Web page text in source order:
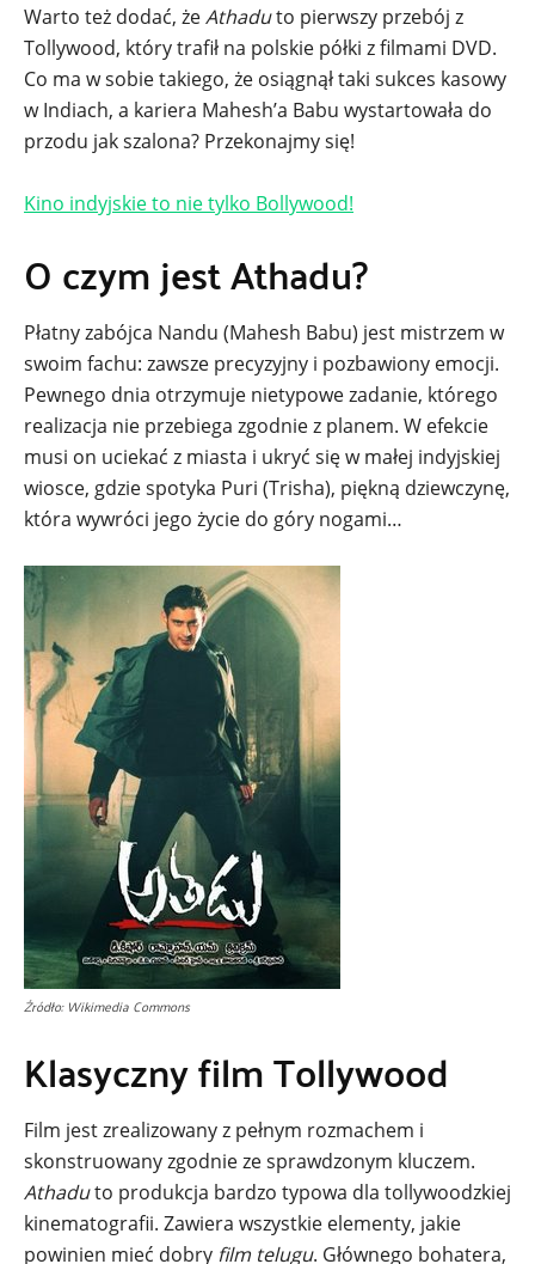
Warto też dodać, żeAthaduto pierwszy przebój z
Tollywood, który trafił na polskie półki z filmami DVD.
Co ma w sobie takiego, że osiągnął taki sukces kasowy
w Indiach, a kariera Mahesh’a Babu wystartowała do
przodu jak szalona? Przekonajmy się!
Kino indyjskie to nie tylko Bollywood!
O czym jest Athadu?
Płatny zabójca Nandu (Mahesh Babu) jest mistrzem w
swoim fachu: zawsze precyzyjny i pozbawiony emocji.
Pewnego dnia otrzymuje nietypowe zadanie, którego
realizacja nie przebiega zgodnie z planem. W efekcie
musi on uciekać z miasta i ukryć się w małej indyjskiej
wiosce, gdzie spotyka Puri (Trisha), piękną dziewczynę,
która wywróci jego życie do góry nogami…
Źródło: Wikimedia Commons
Klasyczny film Tollywood
Film jest zrealizowany z pełnym rozmachem i
skonstruowany zgodnie ze sprawdzonym kluczem.
Athaduto produkcja bardzo typowa dla tollywoodzkiej
kinematografii. Zawiera wszystkie elementy, jakie
powinien mieć dobry film telugu. Głównego bohatera,